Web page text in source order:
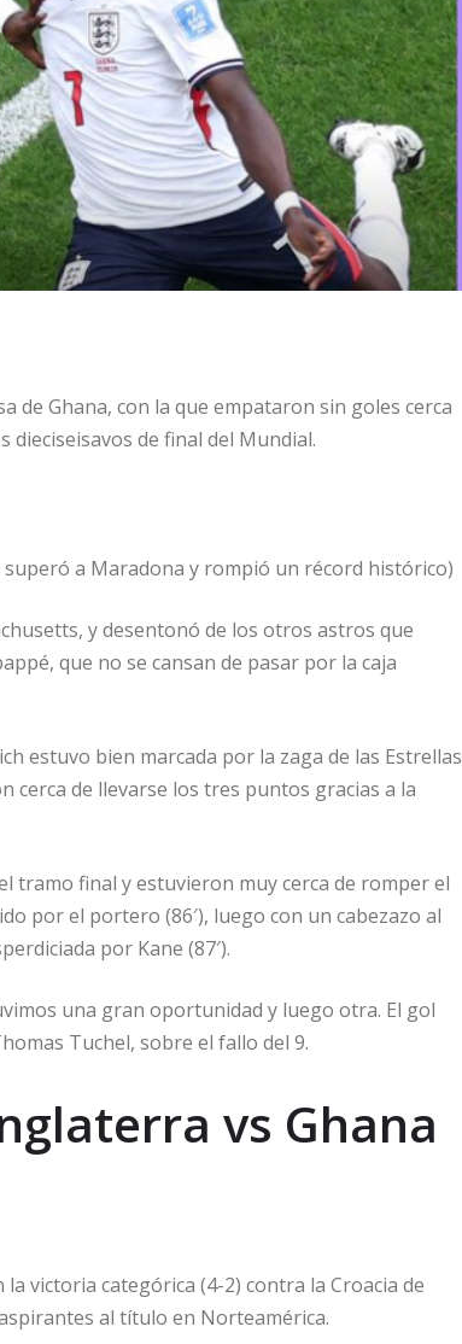
de Ghana, con la que empataron sin goles cerca
de final del Mundial.
a Maradona y rompió un récord histórico)
y desentonó de los otros astros que
que no se cansan de pasar por la caja
estuvo bien marcada por la zaga de las Estrellas
cerca de llevarse los tres puntos gracias a la
tramo final y estuvieron muy cerca de romper el
por el portero (86′), luego con un cabezazo al
por Kane (87′).
una gran oportunidad y luego otra. El gol
Tuchel, sobre el fallo del 9.
vs Ghana
victoria categórica (4-2) contra la Croacia de
al título en Norteamérica.